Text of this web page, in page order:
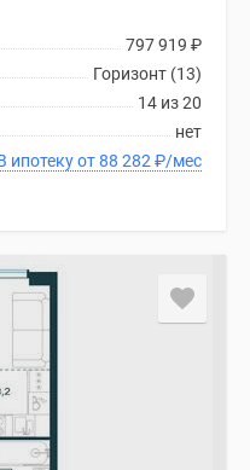
797 919 ₽
Горизонт (13)
14 из 20
нет
В ипотеку от 88 282 ₽/мес